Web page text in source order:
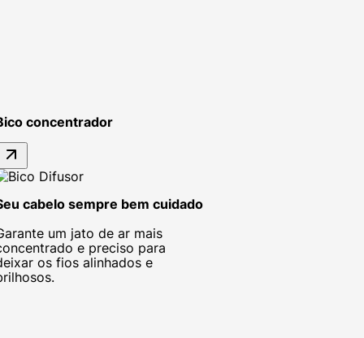
concentrador
cabelo sempre bem cuidado
um jato de ar mais
e preciso para
os fios alinhados e